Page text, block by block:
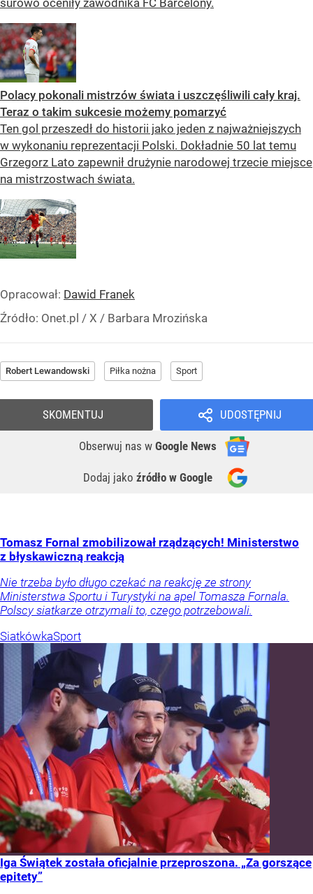
Polacy pokonali mistrzów świata i uszczęśliwili cały kraj.
Teraz o takim sukcesie możemy pomarzyć
Ten gol przeszedł do historii jako jeden z najważniejszych
w wykonaniu reprezentacji Polski. Dokładnie 50 lat temu
Grzegorz Lato zapewnił drużynie narodowej trzecie miejsce
na mistrzostwach świata.
Opracował: Dawid Franek
Źródło: Onet.pl / X / Barbara Mrozińska
Robert Lewandowski Piłka nożna Sport
UDOSTĘPNIJ
Obserwuj nas w Google News
Dodaj jako źródło w Google
SKOMENTUJ
Tomasz Fornal zmobilizował rządzących! Ministerstwo
z błyskawiczną reakcją
Nie trzeba było długo czekać na reakcję ze strony
Ministerstwa Sportu i Turystyki na apel Tomasza Fornala.
Polscy siatkarze otrzymali to, czego potrzebowali.
SiatkówkaSport
Iga Świątek została oficjalnie przeproszona. „Za gorszące
epitety”